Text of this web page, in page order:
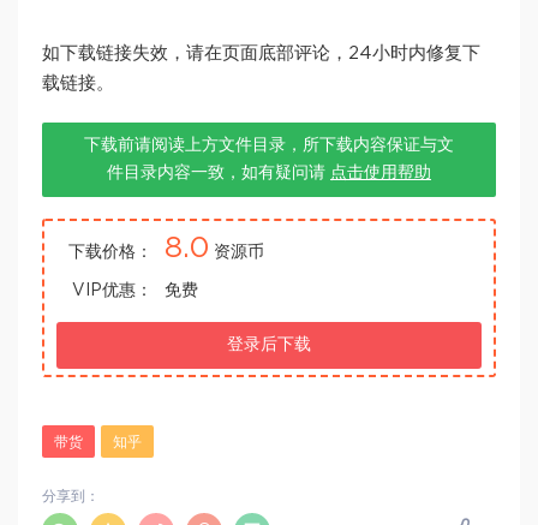
如下载链接失效，请在页面底部评论，24小时内修复下
载链接。
下载前请阅读上方文件目录，所下载内容保证与文
件目录内容一致，如有疑问请 点击使用帮助
下载价格： 8.0 资源币
VIP优惠： 免费
登录后下载
带货 知乎
分享到：